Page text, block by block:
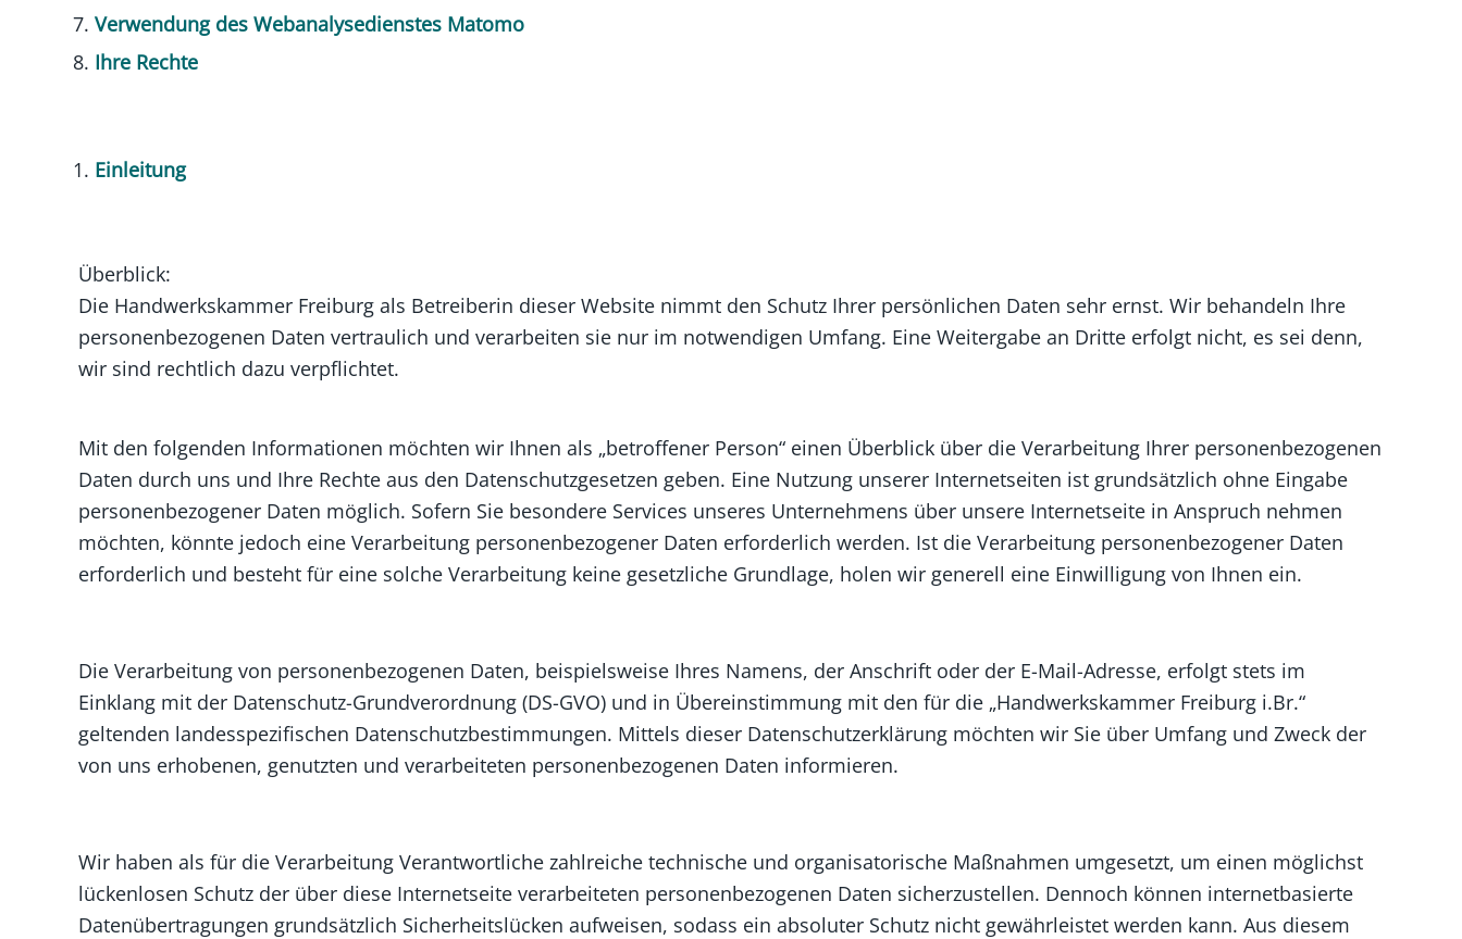
Verwendung des Webanalysedienstes Matomo
Ihre Rechte
Einleitung
Überblick:
Die Handwerkskammer Freiburg als Betreiberin dieser Website nimmt den Schutz Ihrer persönlichen Daten sehr ernst. Wir behandeln Ihre
personenbezogenen Daten vertraulich und verarbeiten sie nur im notwendigen Umfang. Eine Weitergabe an Dritte erfolgt nicht, es sei denn,
wir sind rechtlich dazu verpflichtet.
Mit den folgenden Informationen möchten wir Ihnen als „betroffener Person“ einen Überblick über die Verarbeitung Ihrer personenbezogenen
Daten durch uns und Ihre Rechte aus den Datenschutzgesetzen geben. Eine Nutzung unserer Internetseiten ist grundsätzlich ohne Eingabe
personenbezogener Daten möglich. Sofern Sie besondere Services unseres Unternehmens über unsere Internetseite in Anspruch nehmen
möchten, könnte jedoch eine Verarbeitung personenbezogener Daten erforderlich werden. Ist die Verarbeitung personenbezogener Daten
erforderlich und besteht für eine solche Verarbeitung keine gesetzliche Grundlage, holen wir generell eine Einwilligung von Ihnen ein.
Die Verarbeitung von personenbezogenen Daten, beispielsweise Ihres Namens, der Anschrift oder der E-Mail-Adresse, erfolgt stets im
Einklang mit der Datenschutz-Grundverordnung (DS-GVO) und in Übereinstimmung mit den für die „Handwerkskammer Freiburg i.Br.“
geltenden landesspezifischen Datenschutzbestimmungen. Mittels dieser Datenschutzerklärung möchten wir Sie über Umfang und Zweck der
von uns erhobenen, genutzten und verarbeiteten personenbezogenen Daten informieren.
Wir haben als für die Verarbeitung Verantwortliche zahlreiche technische und organisatorische Maßnahmen umgesetzt, um einen möglichst
lückenlosen Schutz der über diese Internetseite verarbeiteten personenbezogenen Daten sicherzustellen. Dennoch können internetbasierte
Datenübertragungen grundsätzlich Sicherheitslücken aufweisen, sodass ein absoluter Schutz nicht gewährleistet werden kann. Aus diesem